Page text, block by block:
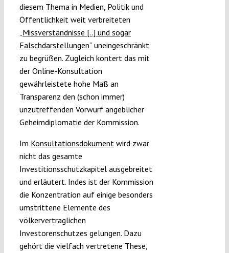
diesem Thema in Medien, Politik und
Öffentlichkeit weit verbreiteten
„Missverständnisse [..] und sogar
Falschdarstellungen“uneingeschränkt
zu begrüßen. Zugleich kontert das mit
der Online-Konsultation
gewährleistete hohe Maß an
Transparenz den (schon immer)
unzutreffenden Vorwurf angeblicher
Geheimdiplomatie der Kommission.
Im Konsultationsdokumentwird zwar
nicht das gesamte
Investitionsschutzkapitel ausgebreitet
und erläutert. Indes ist der Kommission
die Konzentration auf einige besonders
umstrittene Elemente des
völkervertraglichen
Investorenschutzes gelungen. Dazu
gehört die vielfach vertretene These,